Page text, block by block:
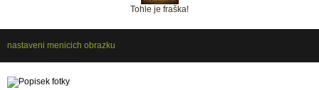
Tohle je fraška!
nastaveni menicich obrazku